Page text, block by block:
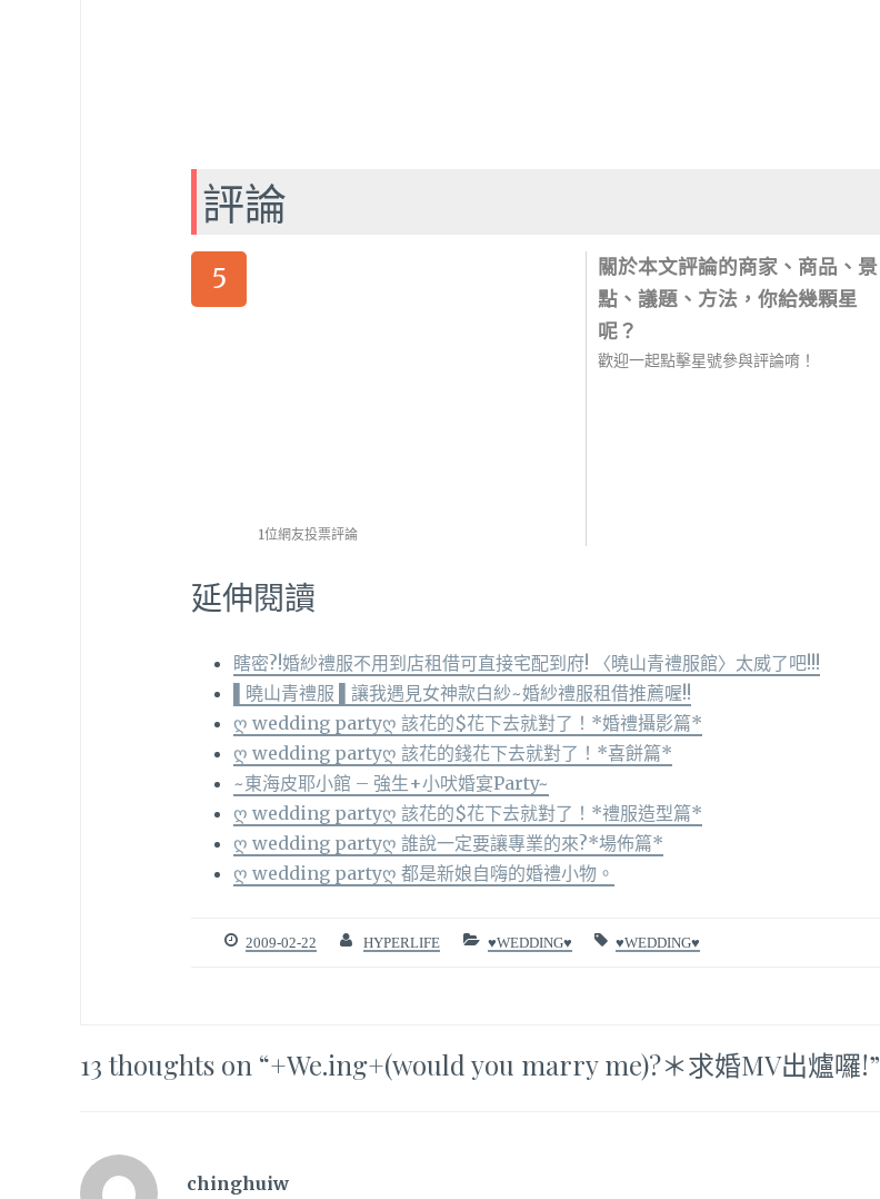
評論
5
1位網友投票評論
關於本文評論的商家、商品、景
點、議題、方法，你給幾顆星
呢？
歡迎一起點擊星號參與評論唷！
延伸閱讀
瞎密?!婚紗禮服不用到店租借可直接宅配到府! 〈曉山青禮服館〉太威了吧!!!
▌曉山青禮服 ▌讓我遇見女神款白紗~婚紗禮服租借推薦喔!!
ღ wedding partyღ 該花的$花下去就對了！*婚禮攝影篇*
ღ wedding partyღ 該花的錢花下去就對了！*喜餅篇*
~東海皮耶小館 – 強生+小吠婚宴Party~
ღ wedding partyღ 該花的$花下去就對了！*禮服造型篇*
ღ wedding partyღ 誰說一定要讓專業的來?*場佈篇*
ღ wedding partyღ 都是新娘自嗨的婚禮小物。
2009-02-22 HYPERLIFE ♥WEDDING♥ ♥WEDDING♥
13 thoughts on “+We.ing+(would you marry me)?＊求婚MV出爐囉!”
chinghuiw